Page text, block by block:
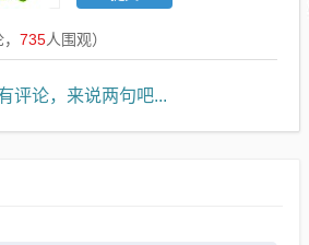
735人围观）
评论，来说两句吧...